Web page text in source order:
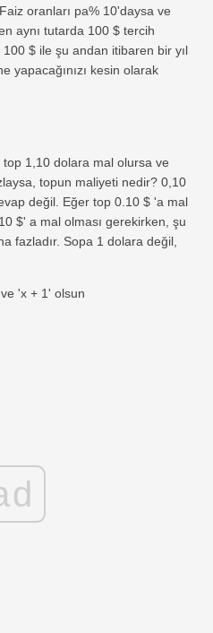
oranları pa% 10'daysa ve
aynı tutarda 100 $ tercih
$ ile şu andan itibaren bir yıl
yapacağınızı kesin olarak
1,10 dolara mal olursa ve
topun maliyeti nedir? 0,10
değil. Eğer top 0.10 $ 'a mal
$' a mal olması gerekirken, şu
fazladır. Sopa 1 dolara değil,
'x + 1' olsun